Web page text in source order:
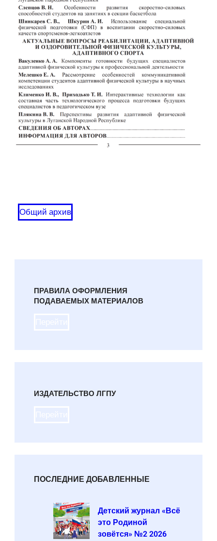
Общий архив
ПРАВИЛА ОФОРМЛЕНИЯ
ПОДАВАЕМЫХ МАТЕРИАЛОВ
ИЗДАТЕЛЬСТВО ЛГПУ
ПОСЛЕДНИЕ ДОБАВЛЕННЫЕ
Детский журнал «Всё
это Родиной
зовётся» №2 2026